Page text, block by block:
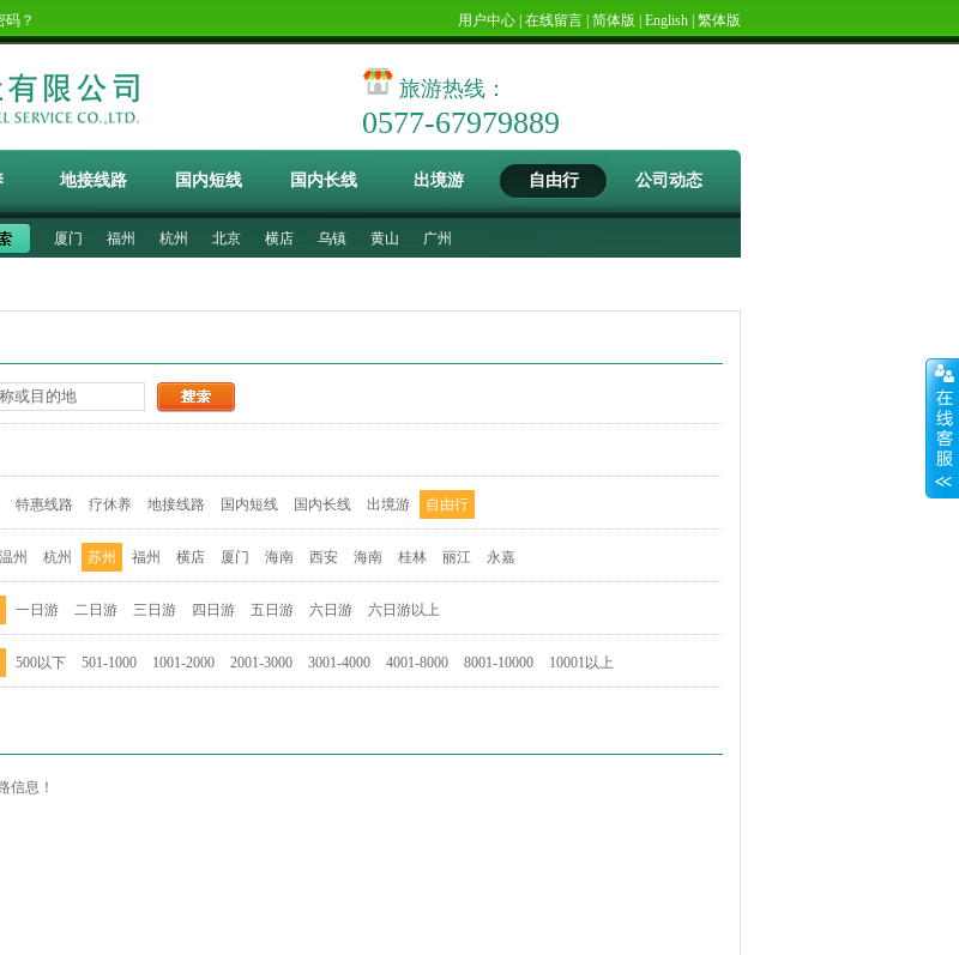
码？ 用户中心 在线留言 简体版 English 繁体版
旅游热线：
0577-67979889
地接线路 国内短线 国内长线 出境游 自由行 公司动态
厦门 福州 杭州 北京 横店 乌镇 黄山 广州
特惠线路 疗休养 地接线路 国内短线 国内长线 出境游 自由行
温州 杭州 苏州 福州 横店 厦门 海南 西安 海南 桂林 丽江 永嘉
一日游 二日游 三日游 四日游 五日游 六日游 六日游以上
500以下 501-1000 1001-2000 2001-3000 3001-4000 4001-8000 8001-10000 10001以上
信息！